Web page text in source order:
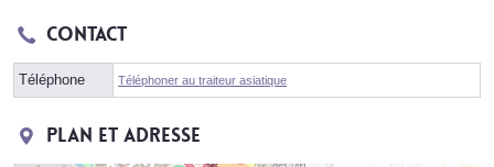
Contact
Téléphone Téléphoner au traiteur asiatique
Plan et adresse